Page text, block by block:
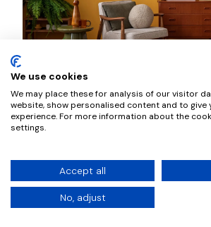
Assurance location : le guide
propriétaires et des locataires
Gestion locative
préoccupations des propriétaires et
France. Avec 36 millions de locataires
protection des logements n’a jamais
We use cookies
We may place these for analysis of our visitor
website, show personalised content and to give
experience. For more information about the
settings.
Accept all
No, adjust